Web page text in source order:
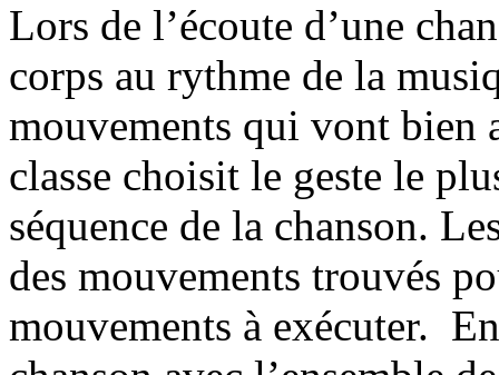
Lors de l’écoute d’une
corps au rythme de la
mouvements qui vont bien
classe choisit le geste le
séquence de la chanson.
des mouvements trouvés
mouvements à exécuter.